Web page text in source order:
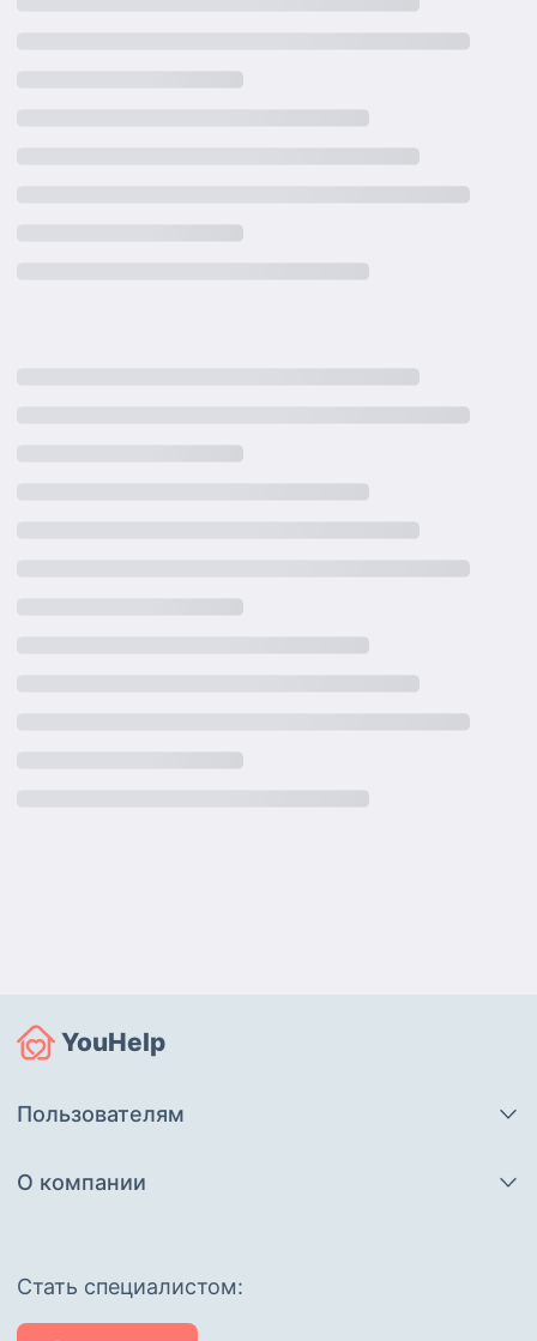
YouHelp
Пользователям
О компании
Cтать специалистом: